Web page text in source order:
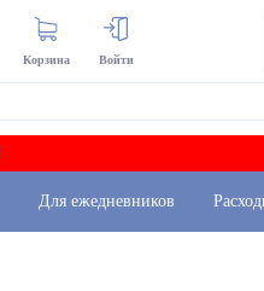
Корзина Войти
Для ежедневников